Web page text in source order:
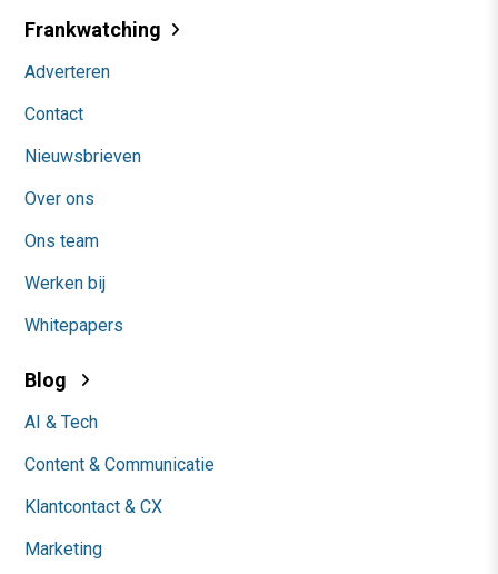
Frankwatching
Adverteren
Contact
Nieuwsbrieven
Over ons
Ons team
Werken bij
Whitepapers
Blog
AI & Tech
Content & Communicatie
Klantcontact & CX
Marketing